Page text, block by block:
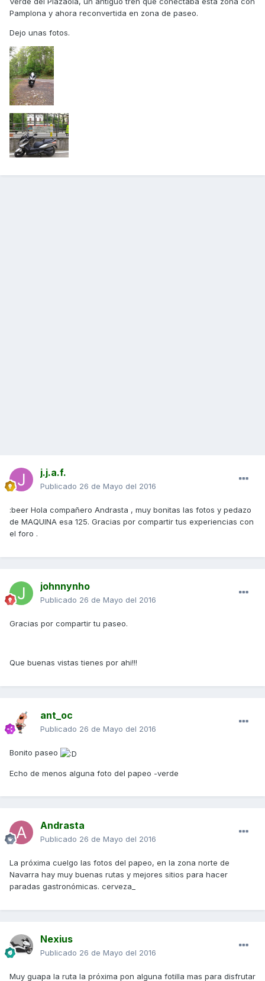
Pamplona y ahora reconvertida en zona de paseo.
Dejo unas fotos.
j.j.a.f.
Publicado 26 de Mayo del 2016
:beer Hola compañero Andrasta , muy bonitas las fotos y pedazo
de MAQUINA esa 125. Gracias por compartir tus experiencias con
el foro .
johnnynho
Publicado 26 de Mayo del 2016
Gracias por compartir tu paseo.
Que buenas vistas tienes por ahi!!!
ant_oc
Publicado 26 de Mayo del 2016
Bonito paseo
Echo de menos alguna foto del papeo -verde
Andrasta
Publicado 26 de Mayo del 2016
La próxima cuelgo las fotos del papeo, en la zona norte de
Navarra hay muy buenas rutas y mejores sitios para hacer
paradas gastronómicas. cerveza_
Nexius
Publicado 26 de Mayo del 2016
Muy guapa la ruta la próxima pon alguna fotilla mas para disfrutar